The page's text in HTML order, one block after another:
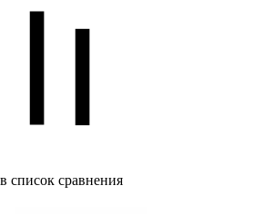
список сравнения